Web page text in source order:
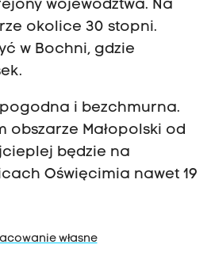
województwa. Na
okolice 30 stopni.
w Bochni, gdzie
i bezchmurna.
obszarze Małopolski od
będzie na
Oświęcimia nawet 19
własne